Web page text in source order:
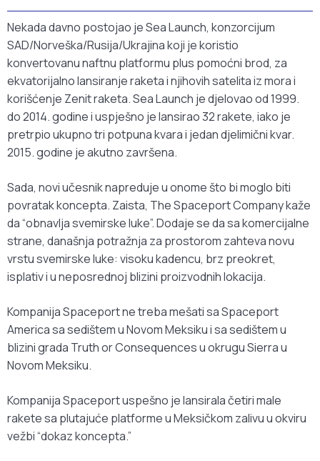
Nekada davno postojao je Sea Launch, konzorcijum
SAD/Norveška/Rusija/Ukrajina koji je koristio
konvertovanu naftnu platformu plus pomoćni brod, za
ekvatorijalno lansiranje raketa i njihovih satelita iz mora i
korišćenje Zenit raketa. Sea Launch je djelovao od 1999.
do 2014. godine i uspješno je lansirao 32 rakete, iako je
pretrpio ukupno tri potpuna kvara i jedan djelimični kvar.
2015. godine je akutno završena.
Sada, novi učesnik napreduje u onome što bi moglo biti
povratak koncepta. Zaista, The Spaceport Company kaže
da “obnavlja svemirske luke”. Dodaje se da sa komercijalne
strane, današnja potražnja za prostorom zahteva novu
vrstu svemirske luke: visoku kadencu, brz preokret,
isplativ i u neposrednoj blizini proizvodnih lokacija.
Kompanija Spaceport ne treba mešati sa Spaceport
America sa sedištem u Novom Meksiku i sa sedištem u
blizini grada Truth or Consequences u okrugu Sierra u
Novom Meksiku.
Kompanija Spaceport uspešno je lansirala četiri male
rakete sa plutajuće platforme u Meksičkom zalivu u okviru
vežbi “dokaz koncepta.”